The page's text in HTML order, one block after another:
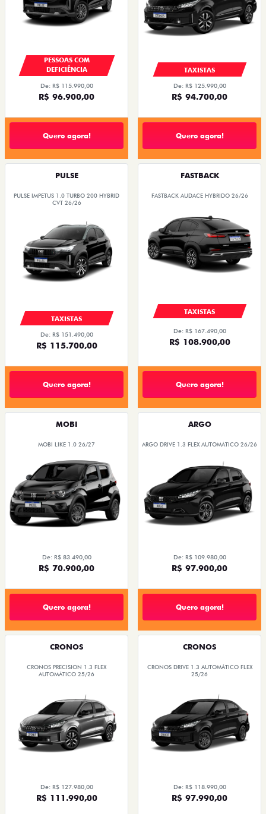
PESSOAS COM
DEFICIÊNCIA
De: R$ 115.990,00
R$ 96.900,00
Quero agora!
TAXISTAS
De: R$ 125.990,00
R$ 94.700,00
Quero agora!
PULSE
PULSE IMPETUS 1.0 TURBO 200 HYBRID
CVT 26/26
TAXISTAS
De: R$ 151.490,00
R$ 115.700,00
Quero agora!
FASTBACK
FASTBACK AUDACE HYBRIDO 26/26
TAXISTAS
De: R$ 167.490,00
R$ 108.900,00
Quero agora!
MOBI
MOBI LIKE 1.0 26/27
De: R$ 83.490,00
R$ 70.900,00
Quero agora!
ARGO
ARGO DRIVE 1.3 FLEX AUTOMÁTICO 26/26
De: R$ 109.980,00
R$ 97.900,00
Quero agora!
CRONOS
CRONOS PRECISION 1.3 FLEX
AUTOMÁTICO 25/26
De: R$ 127.980,00
R$ 111.990,00
CRONOS
CRONOS DRIVE 1.3 AUTOMÁTICO FLEX
25/26
De: R$ 118.990,00
R$ 97.990,00